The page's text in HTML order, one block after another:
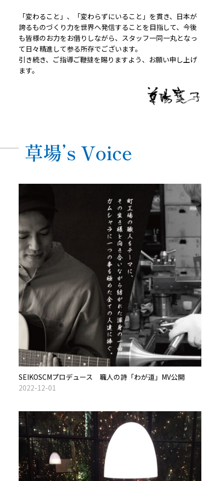
「変わること」、「変わらずにいること」を貫き、日本が
誇るものづくり力を世界へ発信することを目指して、今後
も皆様のお力をお借りしながら、スタッフ一同一丸となっ
て日々精進して参る所存でございます。
引き続き、ご指導ご鞭撻を賜りますよう、お願い申し上げ
ます。
草場’s Voice
SEIKOSCMプロデュース 職人の詩「わが道」MV公開
2022-12-01